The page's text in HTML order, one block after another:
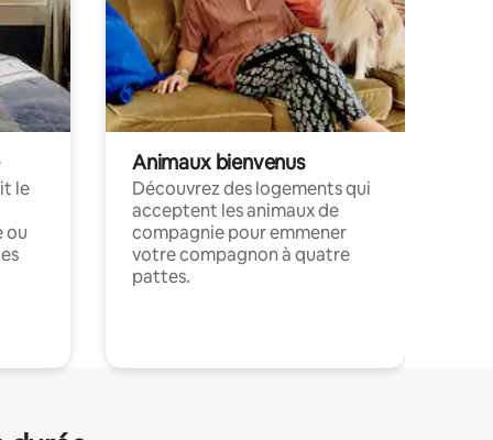
le
ou
Animaux bienvenus
Découvrez des logements qui
acceptent les animaux de
compagnie pour emmener
votre compagnon à quatre
pattes.